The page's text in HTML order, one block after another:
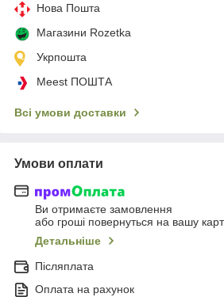
Нова Пошта
Магазини Rozetka
Укрпошта
Meest ПОШТА
Всі умови доставки
Умови оплати
Ви отримаєте замовлення
або гроші повернуться на вашу
Детальніше
Післяплата
Оплата на рахунок